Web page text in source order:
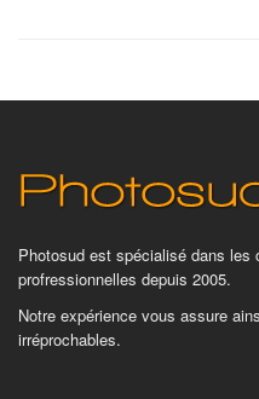
Photosud est spécialisé dans les
profressionnelles depuis 2005.
Notre expérience vous assure
irréprochables.